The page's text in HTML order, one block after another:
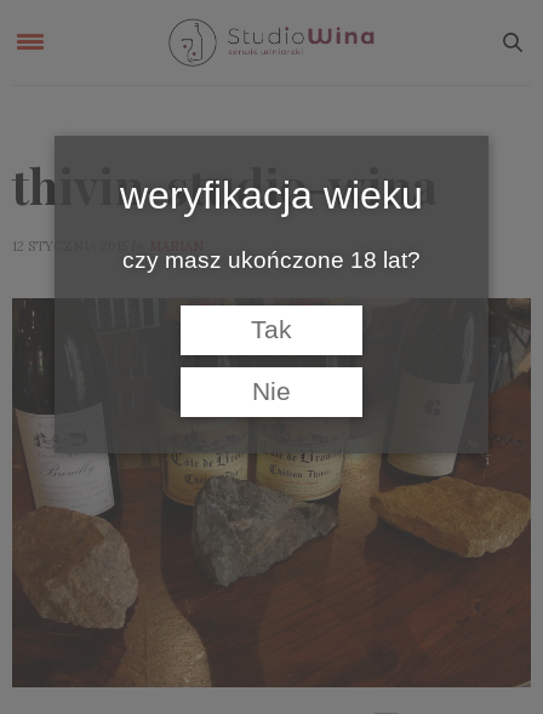
thivin-studio-wina
12 STYCZNIA 2015
weryfikacja wieku
czy masz ukończone 18 lat?
Tak
Nie